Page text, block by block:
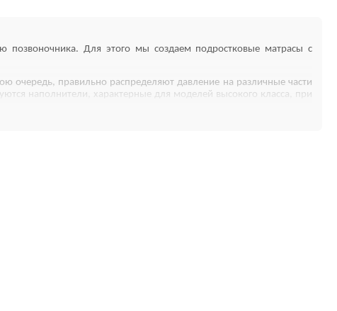
позвоночника. Для этого мы создаем подростковые матрасы с
очередь, правильно распределяют давление на различные части
наполнители, характерные для моделей высокого класса, при